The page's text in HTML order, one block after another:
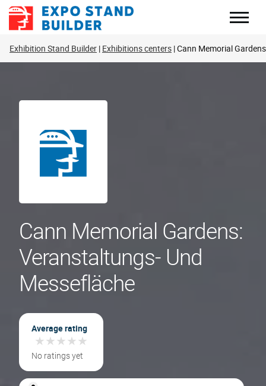
Zum
Inhalt
Exhibition Stand Builder Exhibitions centers Cann Memorial Gardens
Cann Memorial Gardens:
Veranstaltungs- Und
Messefläche
Average rating
★★★★★
★★★★★
No ratings yet